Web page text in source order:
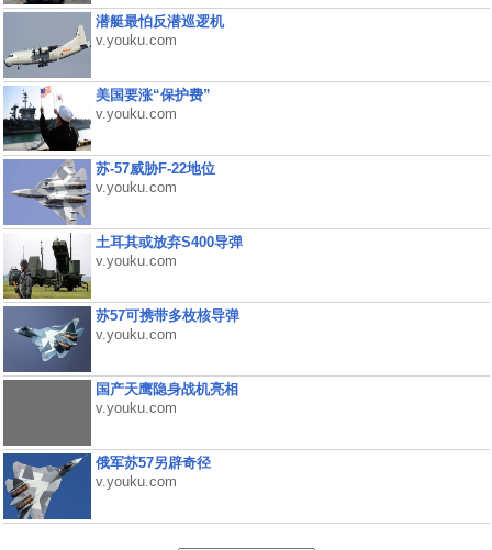
潜艇最怕反潜巡逻机
v.youku.com
美国要涨“保护费”
v.youku.com
苏-57威胁F-22地位
v.youku.com
土耳其或放弃S400导弹
v.youku.com
苏57可携带多枚核导弹
v.youku.com
国产天鹰隐身战机亮相
v.youku.com
俄军苏57另辟奇径
v.youku.com